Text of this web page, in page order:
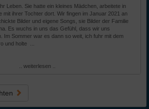
Leben. Sie hatte ein kleines Mädchen, arbeitete in
mit ihrer Tochter dort. Wir fingen im Januar 2021 an
Bilder und eigene Songs, sie Bilder der Familie
Es wuchs in uns das Gefühl, dass wir uns
Im Sommer war es dann so weit, ich fuhr mit dem
und holte ...
.. weiterlesen ..